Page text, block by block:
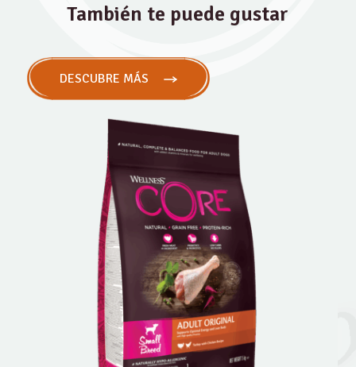
También te puede gustar
DESCUBRE MÁS